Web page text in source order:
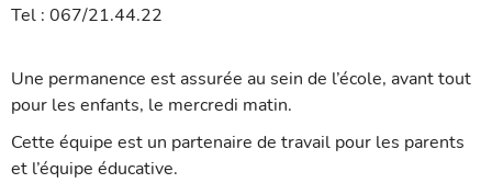
Tel : 067/21.44.22
Une permanence est assurée au sein de l’école, avant tout
pour les enfants, le mercredi matin.
Cette équipe est un partenaire de travail pour les parents
et l’équipe éducative.